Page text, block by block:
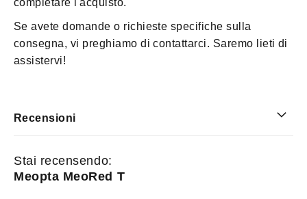
completare l'acquisto.
Se avete domande o richieste specifiche sulla
consegna, vi preghiamo di contattarci. Saremo lieti di
assistervi!
Recensioni
Stai recensendo:
Meopta MeoRed T